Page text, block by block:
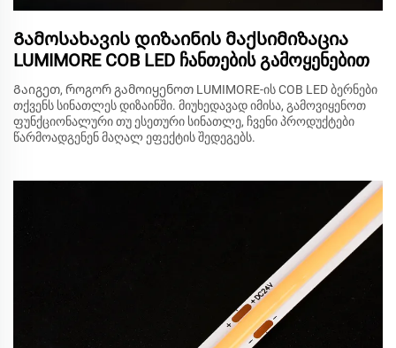
Გამოსახავის დიზაინის მაქსიმიზაცია
LUMIMORE COB LED ჩანთების გამოყენებით
Გაიგეთ, როგორ გამოიყენოთ LUMIMORE-ის COB LED ბერნები
თქვენს სინათლეს დიზაინში. მიუხედავად იმისა, გამოვიყენოთ
ფუნქციონალური თუ ესეთური სინათლე, ჩვენი პროდუქტები
წარმოადგენენ მაღალ ეფექტის შედეგებს.